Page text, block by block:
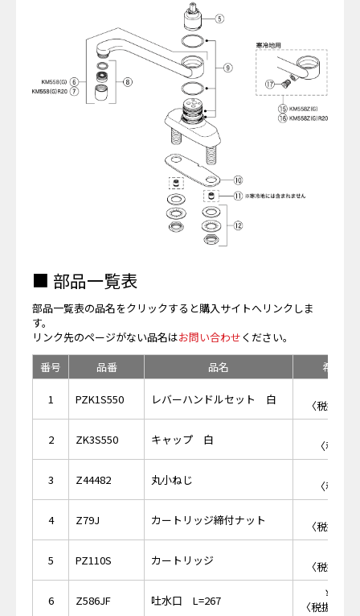
■ 部品一覧表
部品一覧表の品名をクリックすると購入サイトへリンクしま
す。
リンク先のページがない品名はお問い合わせください。
番号
品番 品名 希望小
1 PZK1S550 レバーハンドルセット 白
〈税抜価
2 ZK3S550 キャップ 白
〈税抜
3 Z44482 丸小ねじ
〈税抜
4 Z79J カートリッジ締付ナット
〈税抜価
5 PZ110S カートリッジ
〈税抜価
6 Z586JF 吐水口 L=267
￥
〈税抜価格